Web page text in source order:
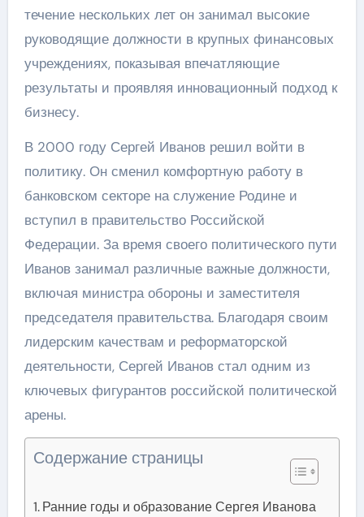
течение нескольких лет он занимал высокие
руководящие должности в крупных финансовых
учреждениях, показывая впечатляющие
результаты и проявляя инновационный подход к
бизнесу.
В 2000 году Сергей Иванов решил войти в
политику. Он сменил комфортную работу в
банковском секторе на служение Родине и
вступил в правительство Российской
Федерации. За время своего политического пути
Иванов занимал различные важные должности,
включая министра обороны и заместителя
председателя правительства. Благодаря своим
лидерским качествам и реформаторской
деятельности, Сергей Иванов стал одним из
ключевых фигурантов российской политической
арены.
Содержание страницы
Ранние годы и образование Сергея Иванова